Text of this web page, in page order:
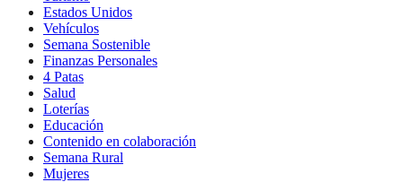
Estados Unidos
Vehículos
Semana Sostenible
Finanzas Personales
4 Patas
Salud
Loterías
Educación
Contenido en colaboración
Semana Rural
Mujeres